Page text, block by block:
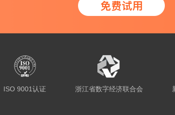
ISO 9001认证 浙江省数字经济联合会